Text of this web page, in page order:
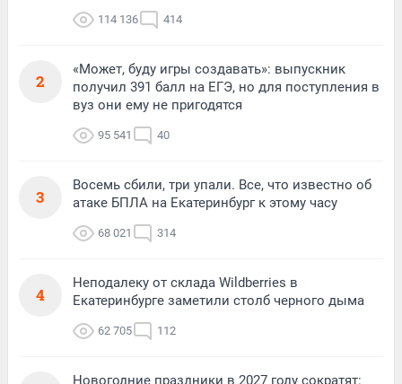
114 136 414
2
«Может, буду игры создавать»: выпускник
получил 391 балл на ЕГЭ, но для поступления в
вуз они ему не пригодятся
95 541 40
3
Восемь сбили, три упали. Все, что известно об
атаке БПЛА на Екатеринбург к этому часу
68 021 314
4
Неподалеку от склада Wildberries в
Екатеринбурге заметили столб черного дыма
62 705 112
Новогодние праздники в 2027 году сократят: